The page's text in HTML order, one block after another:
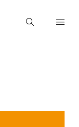
Recherche